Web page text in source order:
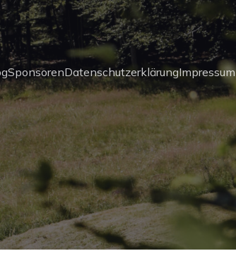
SponsorenDatenschutzerklärungImpressum